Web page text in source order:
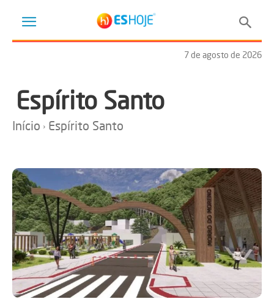
7 de agosto de 2026
Espírito Santo
Início Espírito Santo